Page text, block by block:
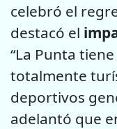
celebró el
destacó el
“La Punta
totalmente
deportivos
adelantó que